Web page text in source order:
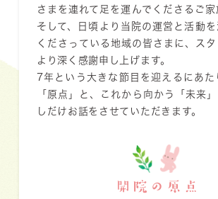
さまを連れて足を運んでくださるご家
そして、日頃より当院の運営と活動
くださっている地域の皆さまに、ス
より深く感謝申し上げます。
7年という大きな節目を迎えるにあた
「原点」と、これから向かう「未来
しだけお話をさせていただきます。
開院の原点